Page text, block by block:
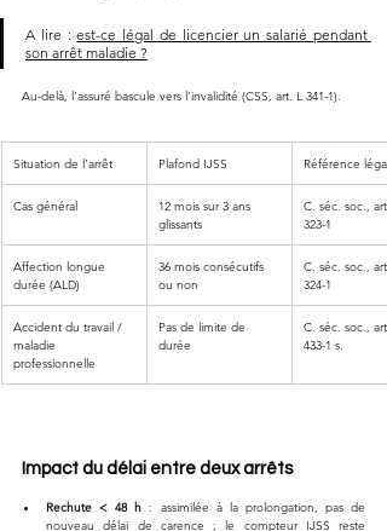
A lire : est-ce légal de licencier un salarié pendant
son arrêt maladie ?
Au-delà, l’assuré bascule vers l’invalidité (CSS, art. L 341-1).
Situation de l’arrêt Plafond IJSS Référence
Cas général
12 mois sur 3 ans
glissants
C. séc. soc.,
323-1
Affection longue
durée (ALD)
36 mois consécutifs
ou non
C. séc. soc.,
324-1
Accident du travail /
maladie
professionnelle
Pas de limite de
durée
C. séc. soc.,
433-1 s.
Impact du délai entre deux arrêts
Rechute < 48 h : assimilée à la prolongation, pas de
nouveau délai de carence ; le compteur IJSS reste